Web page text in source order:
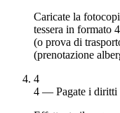
Caricate la
tessera in formato
(o prova di
(prenotazione
4
4 — Pagate i diritti